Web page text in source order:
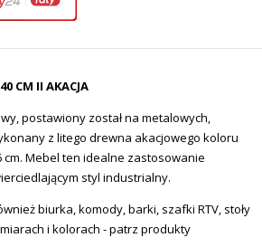
CM II AKACJA
postawiony został na metalowych,
z litego drewna akacjowego koloru
Mebel ten idealne zastosowanie
styl industrialny.
biurka, komody, barki, szafki RTV, stoły
i kolorach - patrz produkty